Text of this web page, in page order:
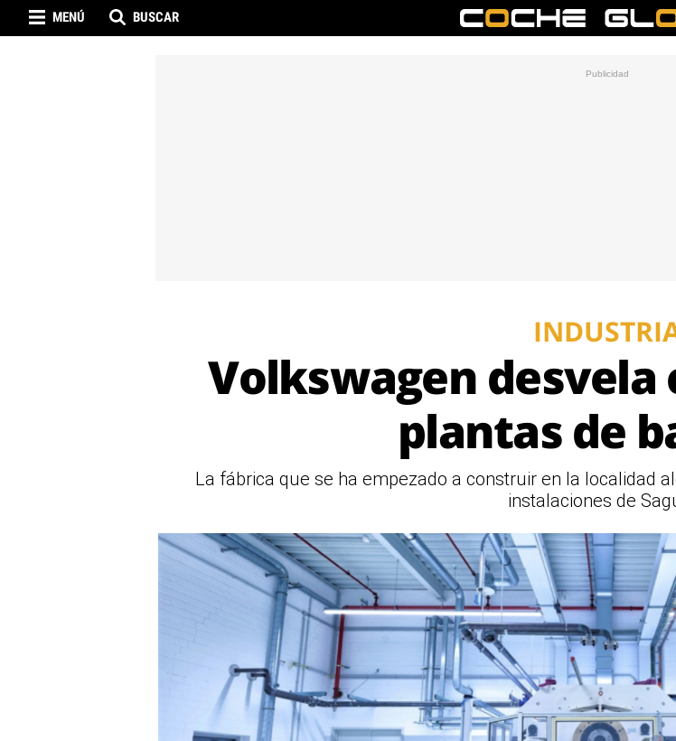
MENÚ BUSCAR
Volkswagen desvela
plantas de
La fábrica que se ha empezado a construir en la localidad
instalaciones de